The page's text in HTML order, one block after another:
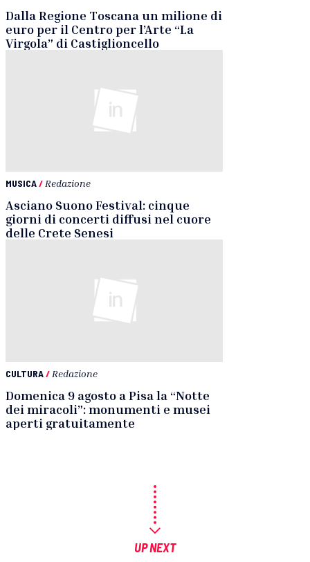
Dalla Regione Toscana un milione di
euro per il Centro per l’Arte “La
Virgola” di Castiglioncello
MUSICA/ Redazione
Asciano Suono Festival: cinque
giorni di concerti diffusi nel cuore
delle Crete Senesi
CULTURA/ Redazione
Domenica 9 agosto a Pisa la “Notte
dei miracoli”: monumenti e musei
aperti gratuitamente
UP NEXT